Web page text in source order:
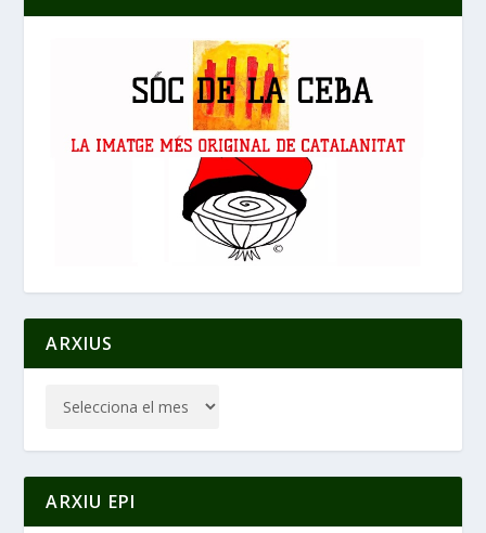
ARXIUS
ARXIU EPI